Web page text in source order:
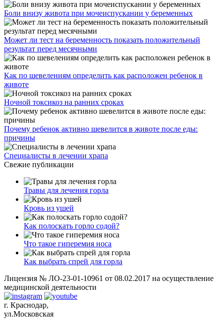
Боли внизу живота при мочеиспускании у беременных
Может ли тест на беременность показать положительный
результат перед месячными
Как по шевелениям определить как расположен ребенок в
животе
Ночной токсикоз на ранних сроках
Почему ребенок активно шевелится в животе после еды:
причины
Специалисты в лечении храпа
Свежие публикации
Травы для лечения горла
Кровь из ушей
Как полоскать горло содой?
Что такое гиперемия носа
Как выбрать спрей для горла
Лицензия № ЛО-23-01-10961 от 08.02.2017 на осуществление
медицинской деятельности
г. Краснодар,
ул.Московская